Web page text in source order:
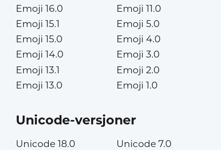
Emoji 16.0
Emoji 15.1
Emoji 15.0
Emoji 14.0
Emoji 13.1
Emoji 13.0
Emoji 11.0
Emoji 5.0
Emoji 4.0
Emoji 3.0
Emoji 2.0
Emoji 1.0
Unicode-versjoner
Unicode 18.0
Unicode 7.0